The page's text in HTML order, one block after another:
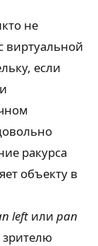
не
виртуальной
если
ракурса
объекту в
left или pan